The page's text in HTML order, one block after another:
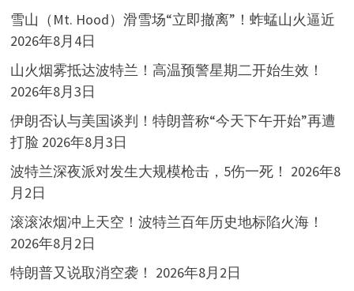
雪山（Mt. Hood）滑雪场“立即撤离”！蚱蜢山火逼近
2026年8月4日
山火烟雾抵达波特兰！高温预警星期二开始生效！
2026年8月3日
伊朗否认与美国谈判！特朗普称“今天下午开始”再遭
打脸 2026年8月3日
波特兰深夜派对发生大规模枪击，5伤一死！ 2026年8
月2日
滚滚浓烟冲上天空！波特兰百年历史地标陷火海！
2026年8月2日
特朗普又说取消空袭！ 2026年8月2日